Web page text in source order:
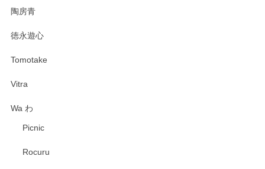
陶房青
徳永遊心
Tomotake
Vitra
Wa わ
Picnic
Rocuru